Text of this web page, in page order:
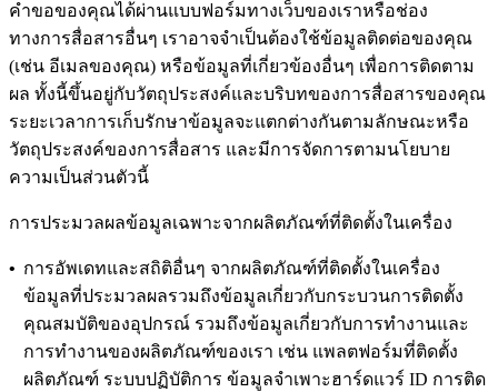
คําขอของคุณได้ผ่านแบบฟอร์มทางเว็บของเราหรือช่อง
ทางการสื่อสารอื่นๆ เราอาจจําเป็นต้องใช้ข้อมูลติดต่อของคุณ
(เช่น อีเมลของคุณ) หรือข้อมูลที่เกี่ยวข้องอื่นๆ เพื่อการติดตาม
ผล ทั้งนี้ขึ้นอยู่กับวัตถุประสงค์และบริบทของการสื่อสารของคุณ
ระยะเวลาการเก็บรักษาข้อมูลจะแตกต่างกันตามลักษณะหรือ
วัตถุประสงค์ของการสื่อสาร และมีการจัดการตามนโยบาย
ความเป็นส่วนตัวนี้
การประมวลผลข้อมูลเฉพาะจากผลิตภัณฑ์ที่ติดตั้งในเครื่อง
• การอัพเดทและสถิติอื่นๆ จากผลิตภัณฑ์ที่ติดตั้งในเครื่อง
ข้อมูลที่ประมวลผลรวมถึงข้อมูลเกี่ยวกับกระบวนการติดตั้ง
คุณสมบัติของอุปกรณ์ รวมถึงข้อมูลเกี่ยวกับการทํางานและ
การทํางานของผลิตภัณฑ์ของเรา เช่น แพลตฟอร์มที่ติดตั้ง
ผลิตภัณฑ์ ระบบปฏิบัติการ ข้อมูลจําเพาะฮาร์ดแวร์ ID การติด